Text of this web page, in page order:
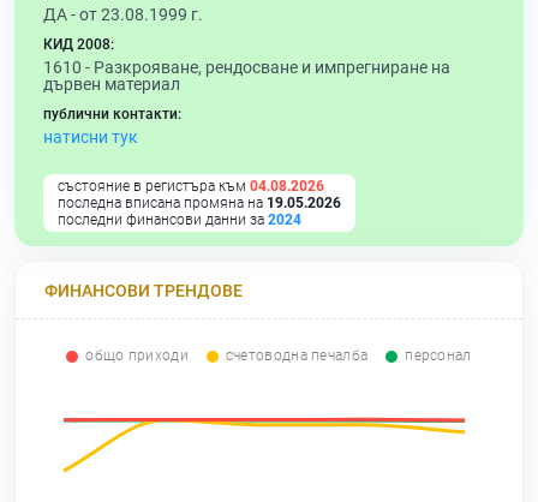
ДА - от 23.08.1999 г.
КИД 2008:
1610 - Разкрояване, рендосване и импрегниране на
дървен материал
публични контакти:
натисни тук
състояние в регистъра към 04.08.2026
последна вписана промяна на 19.05.2026
последни финансови данни за 2024
ФИНАНСОВИ ТРЕНДОВЕ
общо приходи счетоводна печалба персонал